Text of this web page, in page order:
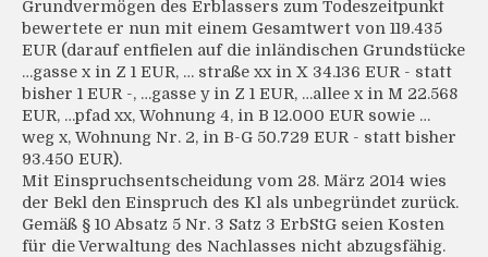
Grundvermögen des Erblassers zum Todeszeitpunkt
bewertete er nun mit einem Gesamtwert von 119.435
EUR (darauf entfielen auf die inländischen Grundstücke
…gasse x in Z 1 EUR, … straße xx in X 34.136 EUR - statt
bisher 1 EUR -, …gasse y in Z 1 EUR, …allee x in M 22.568
EUR, …pfad xx, Wohnung 4, in B 12.000 EUR sowie …
weg x, Wohnung Nr. 2, in B-G 50.729 EUR - statt bisher
93.450 EUR).
Mit Einspruchsentscheidung vom 28. März 2014 wies
der Bekl den Einspruch des Kl als unbegründet zurück.
Gemäß § 10 Absatz 5 Nr. 3 Satz 3 ErbStG seien Kosten
für die Verwaltung des Nachlasses nicht abzugsfähig.